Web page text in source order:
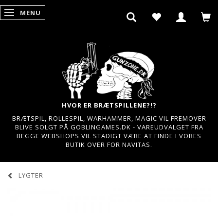
SKIFTE NAVIGATION
MENU
HVOR ER BRÆTSPILLENE?!?
BRÆTSPIL, ROLLESPIL, WARHAMMER, MAGIC VIL FREMOVER
BLIVE SOLGT PÅ GOBLINGAMES.DK - VAREUDVALGET FRA
BEGGE WEBSHOPS VIL STADIGT VÆRE AT FINDE I VORES
BUTIK OVER FOR NAVITAS.
LYGTER